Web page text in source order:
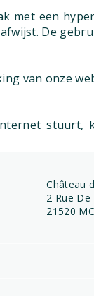
met een
De
van onze
stuurt,
Château
2 Rue De
21520